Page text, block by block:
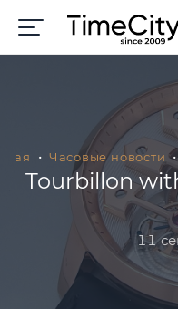
Часовые новости
Tourbillon
11